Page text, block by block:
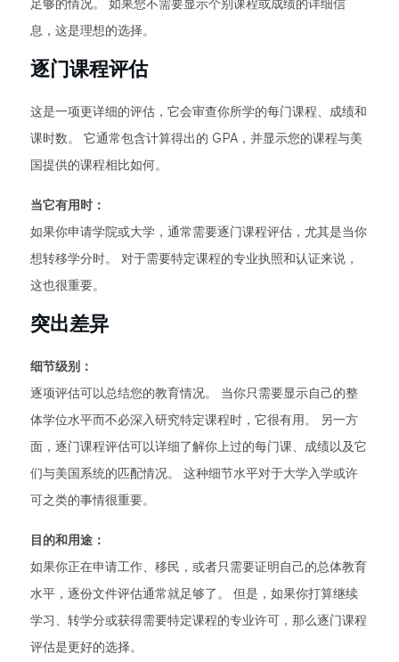
足够的情况。 如果您不需要显示个别课程或成绩的详细信
息，这是理想的选择。
逐门课程评估
这是一项更详细的评估，它会审查你所学的每门课程、成绩和
课时数。 它通常包含计算得出的 GPA，并显示您的课程与美
国提供的课程相比如何。
当它有用时：
如果你申请学院或大学，通常需要逐门课程评估，尤其是当你
想转移学分时。 对于需要特定课程的专业执照和认证来说，
这也很重要。
突出差异
细节级别：
逐项评估可以总结您的教育情况。 当你只需要显示自己的整
体学位水平而不必深入研究特定课程时，它很有用。 另一方
面，逐门课程评估可以详细了解你上过的每门课、成绩以及它
们与美国系统的匹配情况。 这种细节水平对于大学入学或许
可之类的事情很重要。
目的和用途：
如果你正在申请工作、移民，或者只需要证明自己的总体教育
水平，逐份文件评估通常就足够了。 但是，如果你打算继续
学习、转学分或获得需要特定课程的专业许可，那么逐门课程
评估是更好的选择。